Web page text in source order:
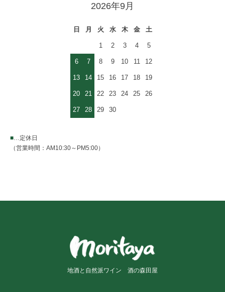
2026年9月
日 月 火 水 木 金 土
1 2 3 4 5
6 7 8 9 10 11 12
13 14 15 16 17 18 19
20 21 22 23 24 25 26
27 28 29 30
■ …定休日
（営業時間：AM10:30～PM5:00）
地酒と自然派ワイン 酒の森田屋